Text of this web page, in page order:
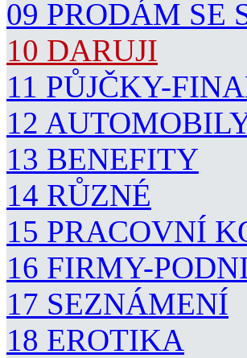
09 PRODÁM SE
10 DARUJI
11 PŮJČKY-
12
13 BENEFITY
14 RŮZNÉ
15 PRACOVNÍ
16 FIRMY-
17 SEZNÁMENÍ
18 EROTIKA